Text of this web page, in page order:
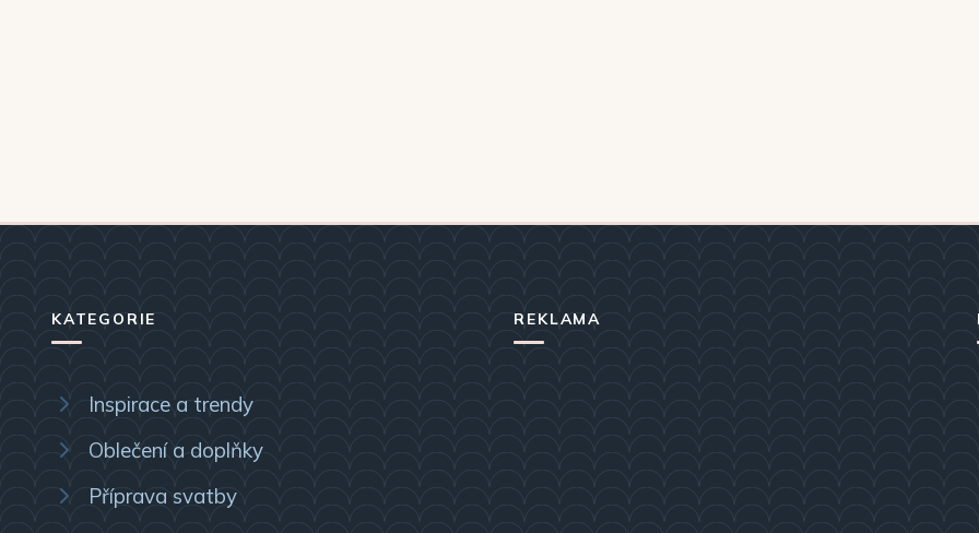
KATEGORIE
Inspirace a trendy
Oblečení a doplňky
Příprava svatby
REKLAMA